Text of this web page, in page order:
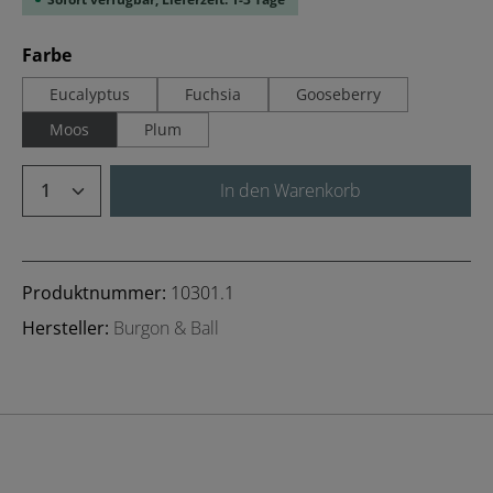
Farbeauswählen
Eucalyptus Fuchsia
Gooseberry
Moos
Plum
Produkt Anzahl: Gib den
In den Warenkorb
Produktnummer: 10301.1
Hersteller: Burgon & Ball